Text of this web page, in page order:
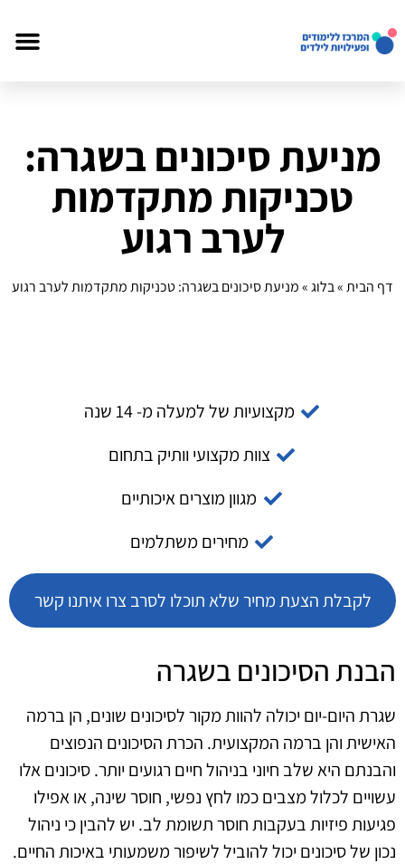
מניעת סיכונים בשגרה:
טכניקות מתקדמות
לערב רגוע
דף הבית»בלוג»מניעת סיכונים בשגרה: טכניקות מתקדמות לערב רגוע
מקצועיות של למעלה מ- 14 שנה
צוות מקצועי וותיק בתחום
מגוון מוצרים איכותיים
מחירים משתלמים
לקבלת הצעת מחיר שלא תוכלו לסרב צרו איתנו קשר
הבנת הסיכונים בשגרה
שגרת היום-יום יכולה להוות מקור לסיכונים שונים, הן ברמה
האישית והן ברמה המקצועית. הכרת הסיכונים הנפוצים
והבנתם היא שלב חיוני בניהול חיים רגועים יותר. סיכונים אלו
עשויים לכלול מצבים כמו לחץ נפשי, חוסר שינה, או אפילו
פגיעות פיזיות בעקבות חוסר תשומת לב. יש להבין כי ניהול
נכון של סיכונים יכול להוביל לשיפור משמעותי באיכות החיים.